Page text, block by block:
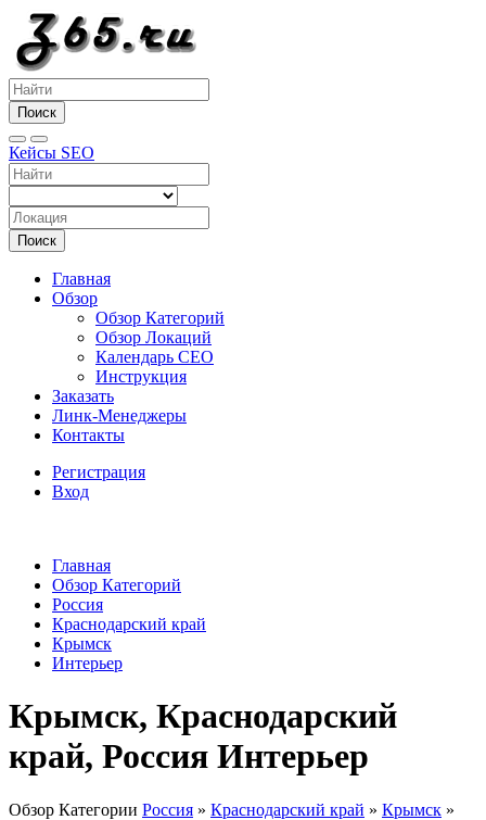
Поиск
Кейсы SEO
Поиск
Главная
Обзор
Обзор Категорий
Обзор Локаций
Календарь СЕО
Инструкция
Заказать
Линк-Менеджеры
Контакты
Регистрация
Вход
Главная
Обзор Категорий
Россия
Краснодарский край
Крымск
Интерьер
Крымск, Краснодарский
край, Россия Интерьер
Обзор Категории Россия » Краснодарский край » Крымск »